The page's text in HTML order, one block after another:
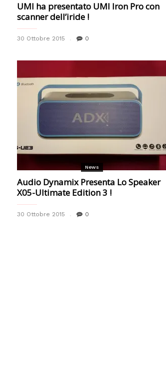
UMI ha presentato UMI Iron Pro con
scanner dell’iride !
30 Ottobre 2015 0
News
Audio Dynamix Presenta Lo Speaker
X05-Ultimate Edition 3 !
30 Ottobre 2015 0